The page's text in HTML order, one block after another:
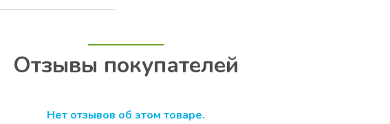
Отзывы покупателей
Нет отзывов об этом товаре.